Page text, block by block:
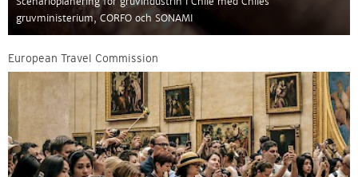
gruvministerium, CORFO och SONAMI
European Travel Commission